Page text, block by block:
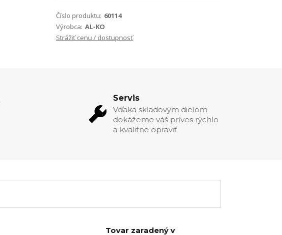
Číslo produktu: 60114
Výrobca: AL-KO
Strážiť cenu / dostupnosť
Servis
Vďaka skladovým dielom
dokážeme váš príves rýchlo
a kvalitne opraviť
Tovar zaradený v